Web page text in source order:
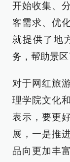
开始收集、
客需求、优
就提供了地
务，帮助景区
对于网红旅
理学院文化
表示，要更
展，一是推
品向更加丰